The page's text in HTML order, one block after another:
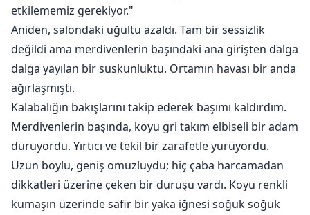
etkilememiz gerekiyor."
Aniden, salondaki uğultu azaldı. Tam bir sessizlik
değildi ama merdivenlerin başındaki ana girişten dalga
dalga yayılan bir suskunluktu. Ortamın havası bir anda
ağırlaşmıştı.
Kalabalığın bakışlarını takip ederek başımı kaldırdım.
Merdivenlerin başında, koyu gri takım elbiseli bir adam
duruyordu. Yırtıcı ve tekil bir zarafetle yürüyordu.
Uzun boylu, geniş omuzluydu; hiç çaba harcamadan
dikkatleri üzerine çeken bir duruşu vardı. Koyu renkli
kumaşın üzerinde safir bir yaka iğnesi soğuk soğuk